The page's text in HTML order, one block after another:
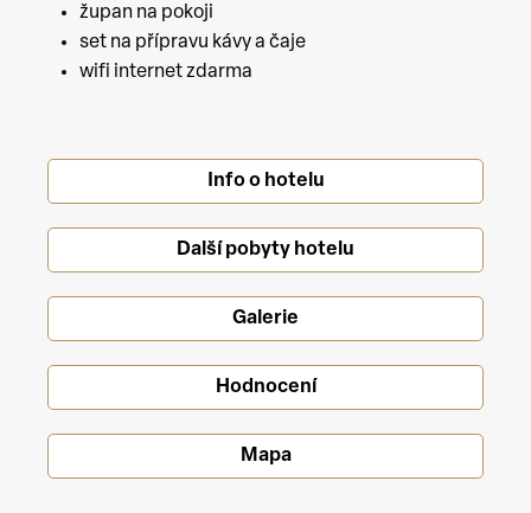
župan na pokoji
set na přípravu kávy a čaje
wifi internet zdarma
Info o hotelu
Další pobyty hotelu
Galerie
Hodnocení
Mapa